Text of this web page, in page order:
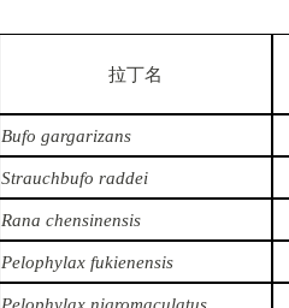
拉丁名
Bufo gargarizans
Strauchbufo raddei
Rana chensinensis
Pelophylax fukienensis
Pelophylax nigromaculatus